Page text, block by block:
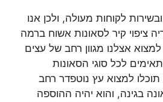
לקוחות מעולה, ולכן אנו
ציפוי קיר לסאונות אשוח ברמה
אצלנו מגוון רחב של עצים
לכל סוגי הסאונות
תוכלו למצוא עץ נוטפדר רחב
בגינה, והוא יהיה ההוספה